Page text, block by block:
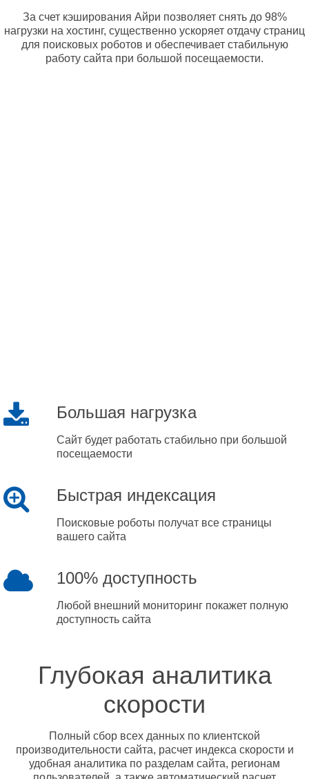
За счет кэширования Айри позволяет снять до 98%
нагрузки на хостинг, существенно ускоряет отдачу страниц
для поисковых роботов и обеспечивает стабильную
работу сайта при большой посещаемости.
Большая нагрузка
Сайт будет работать стабильно при большой
посещаемости
Быстрая индексация
Поисковые роботы получат все страницы
вашего сайта
100% доступность
Любой внешний мониторинг покажет полную
доступность сайта
Глубокая аналитика
скорости
Полный сбор всех данных по клиентской
производительности сайта, расчет индекса скорости и
удобная аналитика по разделам сайта, регионам